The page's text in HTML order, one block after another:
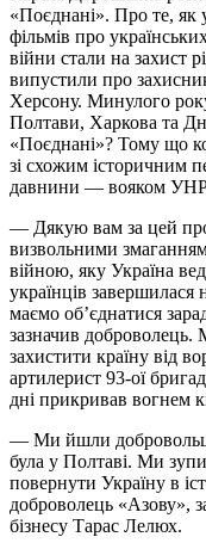
«Поєднані». Про те, як
фільмів про
війни стали на захист
випустили про
Херсону. Минулого
Полтави, Харкова та
«Поєднані»? Тому що
зі схожим історичним
давнини — вояком
— Дякую вам за цей
визвольними
війною, яку Україна
українців завершилася
маємо об’єднатися
зазначив доброволець.
захистити країну від
артилерист 93-ої
дні прикривав вогнем
— Ми йшли
була у Полтаві. Ми
повернути Україну в
доброволець «Азову»,
бізнесу Тарас Лелюх.